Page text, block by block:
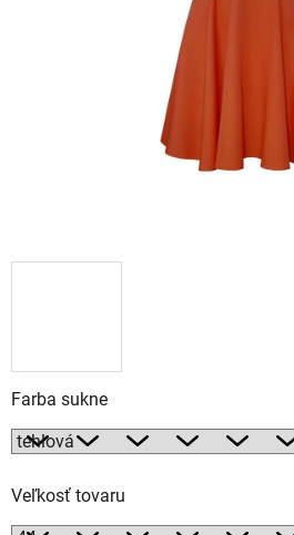
Farba sukne
Veľkosť tovaru